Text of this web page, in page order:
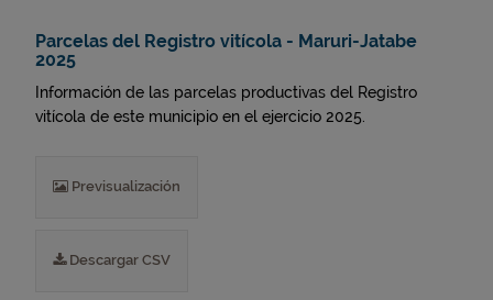
Parcelas del Registro vitícola - Maruri-Jatabe
2025
Información de las parcelas productivas del Registro
vitícola de este municipio en el ejercicio 2025.
Previsualización
Descargar CSV